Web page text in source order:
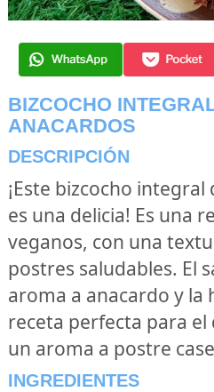
BIZCOCHO
ANACARDOS
DESCRIPCIÓN
¡Este bizcocho
es una delicia! Es una
veganos, con una
postres saludables. El
aroma a anacardo y la
receta perfecta para
un aroma a postre
INGREDIENTES